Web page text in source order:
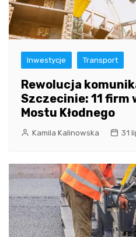
Inwestycje Transport
Rewolucja
Szczecinie: 11 firm
Mostu Kłodnego
Kamila Kalinowska 31